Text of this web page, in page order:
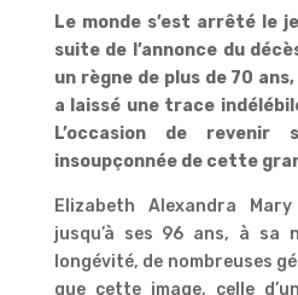
Le monde s’est arrêté le
suite de l’annonce du
un règne de plus de 70
a laissé une trace
L’occasion de revenir
insoupçonnée de cette
Elizabeth Alexandra
jusqu’à ses 96 ans, à sa
longévité, de nombreuses
que cette image, celle